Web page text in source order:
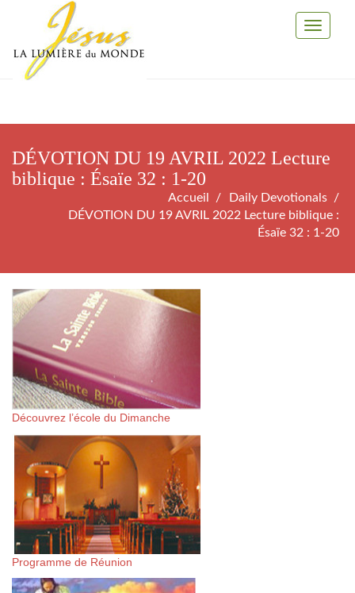
Toggle
DÉVOTION DU 19 AVRIL 2022 Lecture
biblique : Ésaïe 32 : 1-20
Accueil
Daily Devotionals
DÉVOTION DU 19 AVRIL 2022 Lecture biblique :
Ésaïe 32 : 1-20
Découvrez l’école du Dimanche
Programme de Réunion